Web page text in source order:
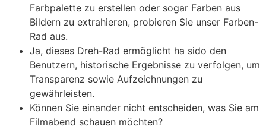
Farbpalette zu erstellen oder sogar Farben aus
Bildern zu extrahieren, probieren Sie unser Farben-
Rad aus.
Ja, dieses Dreh-Rad ermöglicht ha sido den
Benutzern, historische Ergebnisse zu verfolgen, um
Transparenz sowie Aufzeichnungen zu
gewährleisten.
Können Sie einander nicht entscheiden, was Sie am
Filmabend schauen möchten?